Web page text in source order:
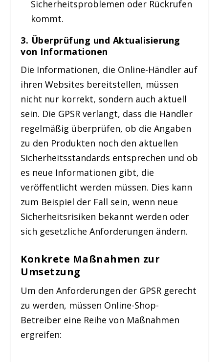
Sicherheitsproblemen oder Rückrufen
kommt.
3. Überprüfung und Aktualisierung
von Informationen
Die Informationen, die Online-Händler auf
ihren Websites bereitstellen, müssen
nicht nur korrekt, sondern auch aktuell
sein. Die GPSR verlangt, dass die Händler
regelmäßig überprüfen, ob die Angaben
zu den Produkten noch den aktuellen
Sicherheitsstandards entsprechen und ob
es neue Informationen gibt, die
veröffentlicht werden müssen. Dies kann
zum Beispiel der Fall sein, wenn neue
Sicherheitsrisiken bekannt werden oder
sich gesetzliche Anforderungen ändern.
Konkrete Maßnahmen zur
Umsetzung
Um den Anforderungen der GPSR gerecht
zu werden, müssen Online-Shop-
Betreiber eine Reihe von Maßnahmen
ergreifen: